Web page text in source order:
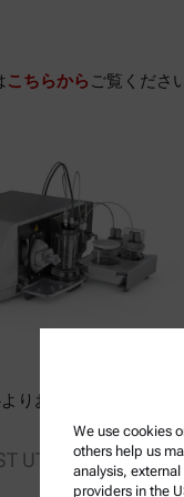
こちらから ご覧くださ
りお待ちしております
UTC+09:00)
We use cookies
others help us
analysis,
providers in the